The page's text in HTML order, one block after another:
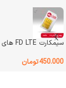
باتری قابل شارژ داخلی
رنگ گرافیتی سیمکارت FD LTE های وب اینترنت 1ماهه
450.000تومان